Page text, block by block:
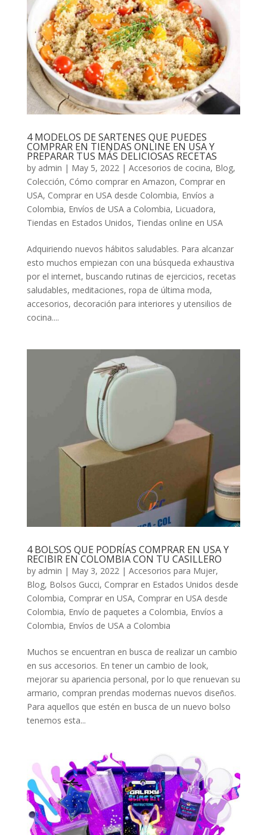
4 MODELOS DE SARTENES QUE PUEDES
COMPRAR EN TIENDAS ONLINE EN USA Y
PREPARAR TUS MÁS DELICIOSAS RECETAS
by admin | May 5, 2022| Accesorios de cocina, Blog,
Colección, Cómo comprar en Amazon, Comprar en
USA, Comprar en USA desde Colombia, Envíos a
Colombia, Envíos de USA a Colombia, Licuadora,
Tiendas en Estados Unidos, Tiendas online en USA
Adquiriendo nuevos hábitos saludables. Para alcanzar
esto muchos empiezan con una búsqueda exhaustiva
por el internet, buscando rutinas de ejercicios, recetas
saludables, meditaciones, ropa de última moda,
accesorios, decoración para interiores y utensilios de
cocina....
4 BOLSOS QUE PODRÍAS COMPRAR EN USA Y
RECIBIR EN COLOMBIA CON TU CASILLERO
by admin | May 3, 2022| Accesorios para Mujer,
Blog, Bolsos Gucci, Comprar en Estados Unidos desde
Colombia, Comprar en USA, Comprar en USA desde
Colombia, Envío de paquetes a Colombia, Envíos a
Colombia, Envíos de USA a Colombia
Muchos se encuentran en busca de realizar un cambio
en sus accesorios. En tener un cambio de look,
mejorar su apariencia personal, por lo que renuevan su
armario, compran prendas modernas nuevos diseños.
Para aquellos que estén en busca de un nuevo bolso
tenemos esta...